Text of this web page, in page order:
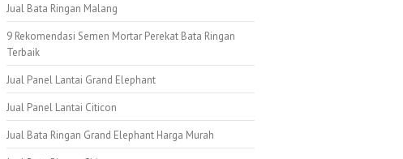
Jual Bata Ringan Malang
9 Rekomendasi Semen Mortar Perekat Bata Ringan
Terbaik
Jual Panel Lantai Grand Elephant
Jual Panel Lantai Citicon
Jual Bata Ringan Grand Elephant Harga Murah